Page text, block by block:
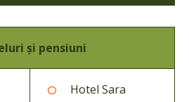
și pensiuni
Hotel Sara